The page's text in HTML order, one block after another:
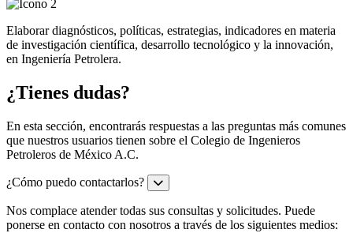
Elaborar diagnósticos, políticas, estrategias, indicadores en materia
de investigación científica, desarrollo tecnológico y la innovación,
en Ingeniería Petrolera.
¿Tienes dudas?
En esta sección, encontrarás respuestas a las preguntas más comunes
que nuestros usuarios tienen sobre el Colegio de Ingenieros
Petroleros de México A.C.
¿Cómo puedo contactarlos?
Nos complace atender todas sus consultas y solicitudes. Puede
ponerse en contacto con nosotros a través de los siguientes medios: